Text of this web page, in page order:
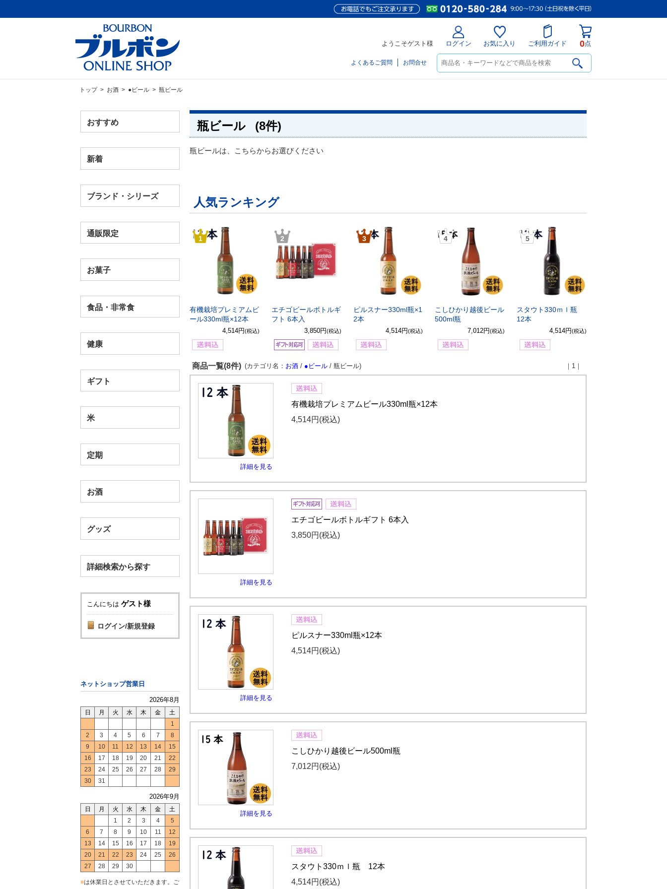
ようこそゲスト様 ログイン お気に入り ご利用ガイド 0点
よくあるご質問 お問合せ
トップ> お酒> ●ビール> 瓶ビール
おすすめ
新着
ブランド・シリーズ
通販限定
お菓子
食品・非常食
健康
ギフト
米
定期
お酒
グッズ
詳細検索から探す
こんにちは ゲスト様
ログイン/新規登録
ネットショップ営業日
2026年8月
日 月 火 水 木 金
土
1
2
3 4 5 6 7
8
9
10 11 12 13 14
15
16
17 18 19 20 21
22
23
24 25 26 27 28
29
30
31
2026年9月
日 月 火 水 木 金
土
1
2 3 4
5
6
7 8 9 10 11
12
13
14 15 16 17 18
19
20
21 22 23 24 25
26
27
28 29 30
■は休業日とさせていただきます。ご
瓶ビール (8件)
瓶ビールは、こちらからお選びください
人気ランキング
1
有機栽培プレミアムビ
ール330ml瓶×12本
4,514円(税込)
2
エチゴビールボトルギ
フト 6本入
3,850円(税込)
3
ピルスナー330ml瓶×1
2本
4,514円(税込)
4
こしひかり越後ビール
500ml瓶
7,012円(税込)
5
スタウト330ｍｌ瓶
12本
4,514円(税込)
商品一覧(8件) ｜1｜
(カテゴリ名： お酒 / ●ビール / 瓶ビール)
詳細を見る
有機栽培プレミアムビール330ml瓶×12本
4,514円 (税込)
詳細を見る
エチゴビールボトルギフト 6本入
3,850円 (税込)
詳細を見る
ピルスナー330ml瓶×12本
4,514円 (税込)
詳細を見る
こしひかり越後ビール500ml瓶
7,012円 (税込)
スタウト330ｍｌ瓶 12本
4,514円 (税込)